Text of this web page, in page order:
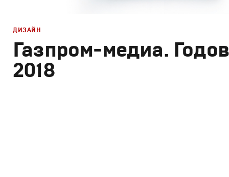
Газпром-медиа.
2018
ДИЗАЙН